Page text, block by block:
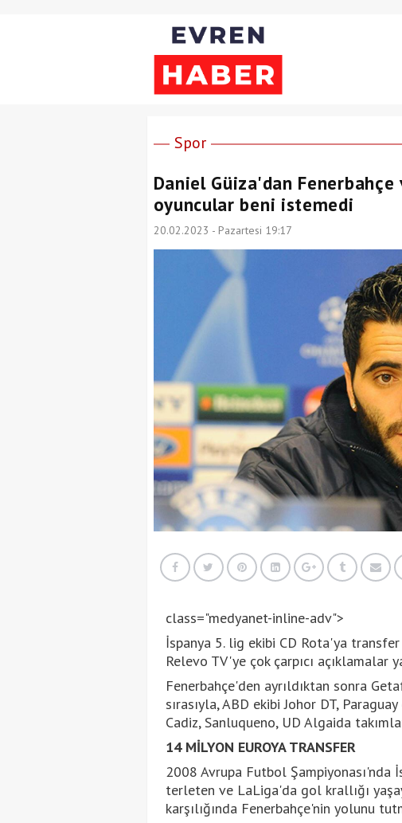
Spor
Daniel Güiza'dan Fenerbahçe
oyuncular beni istemedi
20.02.2023 - Pazartesi 19:17
class="medyanet-inline-adv">
İspanya 5. lig ekibi CD Rota'ya
Relevo TV'ye çok çarpıcı açıklamalar
Fenerbahçe'den ayrıldıktan sonra
sırasıyla, ABD ekibi Johor DT,
Cadiz, Sanluqueno, UD Algaida
14 MİLYON EUROYA TRANSFER
2008 Avrupa Futbol Şampiyonası'nda
terleten ve LaLiga'da gol krallığı
karşılığında Fenerbahçe'nin yolunu